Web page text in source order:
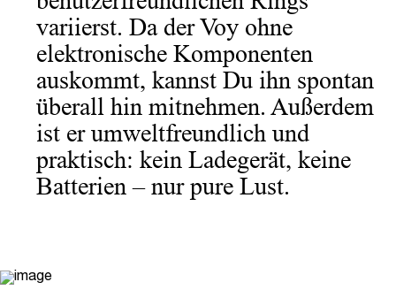
variierst. Da der Voy ohne
elektronische Komponenten
auskommt, kannst Du ihn spontan
überall hin mitnehmen. Außerdem
ist er umweltfreundlich und
praktisch: kein Ladegerät, keine
Batterien – nur pure Lust.